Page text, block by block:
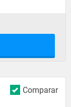
Comparar